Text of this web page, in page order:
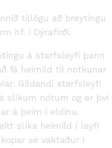
tillögu að breytingu
hf. í Dýrafirði.
á starfsleyfi þann
fá heimild til notkunar
Gildandi starfsleyfi
slíkum nótum og er því
á þeim í eldinu.
slíka heimild í leyfi
sé vaktaður í